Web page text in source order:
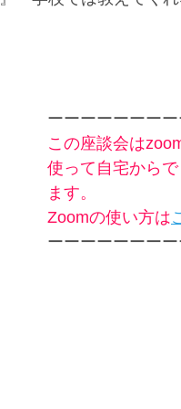
ーーーーーーー
この座談会は
使って自宅から
ます。
Zoomの使い方は
ーーーーーーー